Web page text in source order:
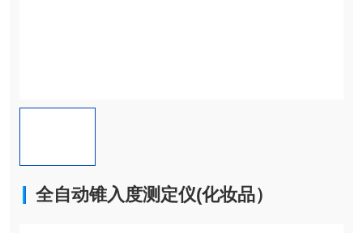
全自动锥入度测定仪(化妆品）